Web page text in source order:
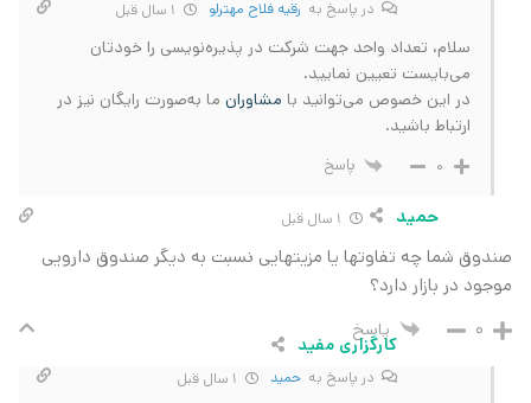
در پاسخ به رقیه فلاح مهترلو
سلام، تعداد واحد جهت شرکت در پذیره‌نویسی را خودتان
می‌بایست تعیین نمایید.
در این خصوص می‌توانید با مشاوران ما به‌صورت رایگان نیز در
ارتباط باشید.
0 پاسخ
حمید
صندوق شما چه تفاوتها یا مزیتهایی نسبت به دیگر صندوق دارویی
موجود در بازار دارد؟
0 پاسخ
کارگزاری مفید
در پاسخ به حمید